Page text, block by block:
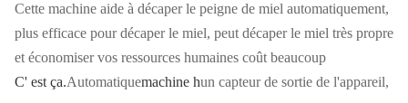
Cette machine aide à décaper le peigne de miel automatiquement,
plus efficace pour décaper le miel, peut décaper le miel très propre
et économiser vos ressources humaines coût beaucoup
C' est ça.Automatiquemachine hun capteur de sortie de l'appareil,